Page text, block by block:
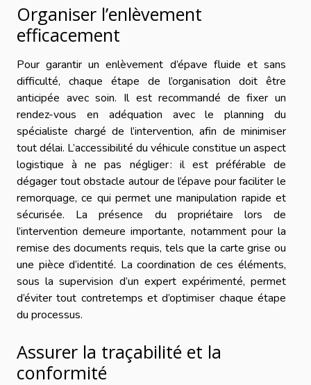
Organiser l’enlèvement
efficacement
Pour garantir un enlèvement d’épave fluide et sans
difficulté, chaque étape de l’organisation doit être
anticipée avec soin. Il est recommandé de fixer un
rendez-vous en adéquation avec le planning du
spécialiste chargé de l’intervention, afin de minimiser
tout délai. L’accessibilité du véhicule constitue un aspect
logistique à ne pas négliger : il est préférable de
dégager tout obstacle autour de l’épave pour faciliter le
remorquage, ce qui permet une manipulation rapide et
sécurisée. La présence du propriétaire lors de
l’intervention demeure importante, notamment pour la
remise des documents requis, tels que la carte grise ou
une pièce d’identité. La coordination de ces éléments,
sous la supervision d’un expert expérimenté, permet
d’éviter tout contretemps et d’optimiser chaque étape
du processus.
Assurer la traçabilité et la
conformité